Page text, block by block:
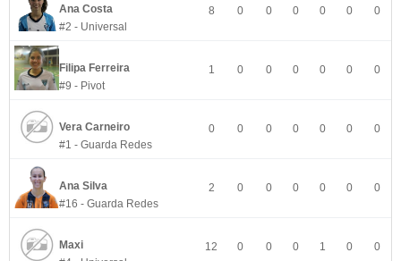
Ana Costa
#2 - Universal
8 0 0 0 0 0 0
Filipa Ferreira
#9 - Pivot
1 0 0 0 0 0 0
Vera Carneiro
#1 - Guarda Redes
0 0 0 0 0 0 0
Ana Silva
#16 - Guarda Redes
2 0 0 0 0 0 0
Maxi
12 0 0 0 1 0 0